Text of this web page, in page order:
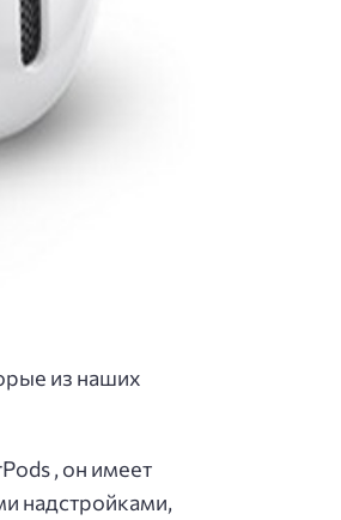
из наших
, он имеет
надстройками,